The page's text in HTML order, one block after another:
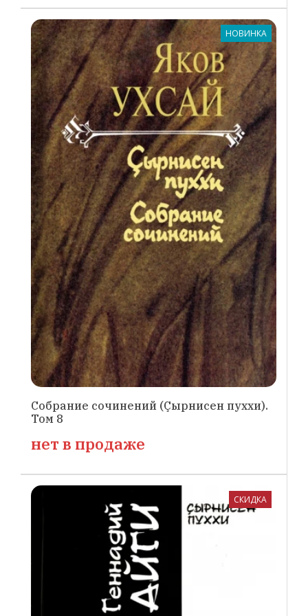
Собрание сочинений (Çырнисен пуххи).
Том 8
НОВИНКА
нет в продаже
СКИДКА